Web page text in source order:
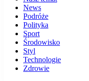
News
Podróże
Polityka
Sport
Środowisko
Styl
Technologie
Zdrowie